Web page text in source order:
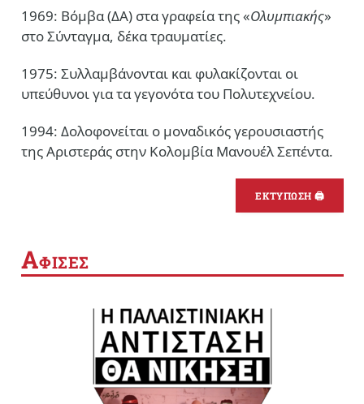
1969: Βόμβα (ΔΑ) στα γραφεία της «Ολυμπιακής»
στο Σύνταγμα, δέκα τραυματίες.
1975: Συλλαμβάνονται και φυλακίζονται οι
υπεύθυνοι για τα γεγονότα του Πολυτεχνείου.
1994: Δολοφονείται ο μοναδικός γερουσιαστής
της Αριστεράς στην Κολομβία Μανουέλ Σεπέντα.
ΕΚΤΥΠΩΣΗ 🖨
ΑΦΙΣΕΣ